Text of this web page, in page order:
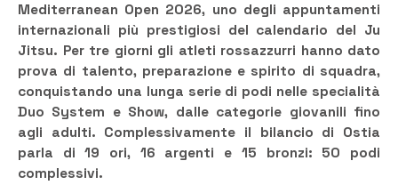
Mediterranean Open 2026, uno degli appuntamenti
internazionali più prestigiosi del calendario del Ju
Jitsu. Per tre giorni gli atleti rossazzurri hanno dato
prova di talento, preparazione e spirito di squadra,
conquistando una lunga serie di podi nelle specialità
Duo System e Show, dalle categorie giovanili fino
agli adulti. Complessivamente il bilancio di Ostia
parla di 19 ori, 16 argenti e 15 bronzi: 50 podi
complessivi.